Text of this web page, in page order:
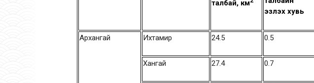
талбай, км
эзлэх хувь
Архангай Ихтамир 24.5 0.5
Хангай 27.4 0.7